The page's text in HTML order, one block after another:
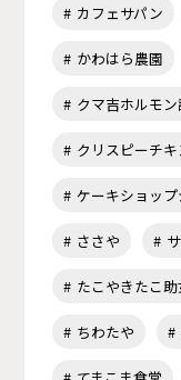
カフェサパン
かわはら農園
クマ吉ホルモ
クリスピーチ
ケーキショッ
ささや
たこやきたこ
ちわたや